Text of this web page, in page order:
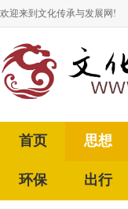
欢迎来到文化传承与发展网!
首页 思想
环保 出行